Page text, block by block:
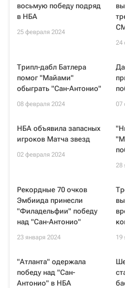
восьмую победу подряд
в НБА
25 февраля 2024
24
Трипл-дабл Батлера
помог "Майами"
обыграть "Сан-Антонио"
08 февраля 2024 07
НБА объявила запасных
игроков Матча звезд
02 февраля 2024
28
Рекордные 70 очков
Эмбиида принесли
"Филадельфии" победу
над "Сан-Антонио"
23 января 2024 19
"Атланта" одержала
победу над "Сан-
Антонио" в НБА